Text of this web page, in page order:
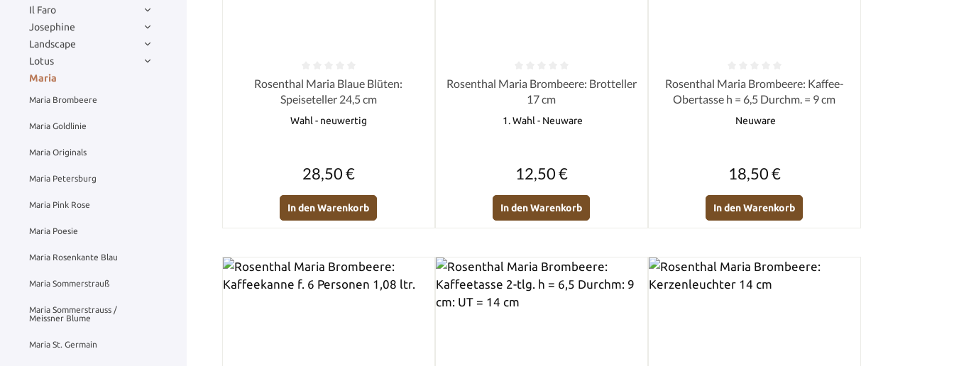
Il Faro
Josephine
Landscape
Lotus
Maria
Maria Brombeere
Maria Goldlinie
Maria Originals
Maria Petersburg
Maria Pink Rose
Maria Poesie
Maria Rosenkante Blau
Maria Sommerstrauß
Maria Sommerstrauss /
Meissner Blume
Maria St. Germain
Durchschnittliche Bewertung von 0 von 5 Sternen
Rosenthal Maria Blaue Blüten:
Speiseteller 24,5 cm
Wahl - neuwertig
28,50 €
In den Warenkorb
Durchschnittliche Bewertung von 0 von 5 Sternen
Rosenthal Maria Brombeere: Brotteller
17 cm
1. Wahl - Neuware
12,50 €
In den Warenkorb
Durchschnittliche Bewertung von 0 von 5 Sternen
Rosenthal Maria Brombeere: Kaffee-
Obertasse h = 6,5 Durchm. = 9 cm
Neuware
18,50 €
In den Warenkorb